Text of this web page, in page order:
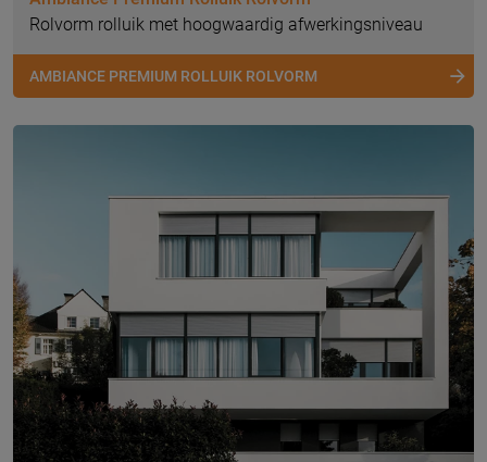
Rolvorm rolluik met hoogwaardig afwerkingsniveau
AMBIANCE PREMIUM ROLLUIK ROLVORM